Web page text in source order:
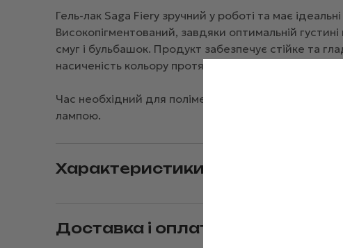
Гель-лак Saga Fiery зручний у роботі та має
Високопігментований, завдяки оптимальній
смуг і бульбашок. Продукт забезпечує стійке та
насиченість кольору протягом тривалого часу.
Час необхідний для полімеризації складає 2
лампою.
Характеристики
Доставка і оплата